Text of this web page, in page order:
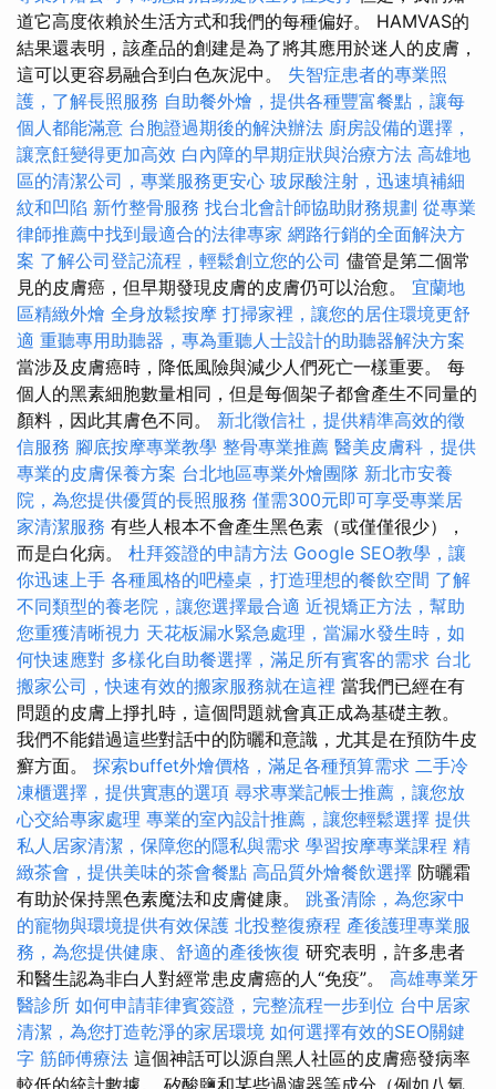
道它高度依賴於生活方式和我們的每種偏好。 HAMVAS的
結果還表明，該產品的創建是為了將其應用於迷人的皮膚，
這可以更容易融合到白色灰泥中。 失智症患者的專業照
護，了解長照服務 自助餐外燴，提供各種豐富餐點，讓每
個人都能滿意 台胞證過期後的解決辦法 廚房設備的選擇，
讓烹飪變得更加高效 白內障的早期症狀與治療方法 高雄地
區的清潔公司，專業服務更安心 玻尿酸注射，迅速填補細
紋和凹陷 新竹整骨服務 找台北會計師協助財務規劃 從專業
律師推薦中找到最適合的法律專家 網路行銷的全面解決方
案 了解公司登記流程，輕鬆創立您的公司 儘管是第二個常
見的皮膚癌，但早期發現皮膚的皮膚仍可以治愈。 宜蘭地
區精緻外燴 全身放鬆按摩 打掃家裡，讓您的居住環境更舒
適 重聽專用助聽器，專為重聽人士設計的助聽器解決方案
當涉及皮膚癌時，降低風險與減少人們死亡一樣重要。 每
個人的黑素細胞數量相同，但是每個架子都會產生不同量的
顏料，因此其膚色不同。 新北徵信社，提供精準高效的徵
信服務 腳底按摩專業教學 整骨專業推薦 醫美皮膚科，提供
專業的皮膚保養方案 台北地區專業外燴團隊 新北市安養
院，為您提供優質的長照服務 僅需300元即可享受專業居
家清潔服務 有些人根本不會產生黑色素（或僅僅很少），
而是白化病。 杜拜簽證的申請方法 Google SEO教學，讓
你迅速上手 各種風格的吧檯桌，打造理想的餐飲空間 了解
不同類型的養老院，讓您選擇最合適 近視矯正方法，幫助
您重獲清晰視力 天花板漏水緊急處理，當漏水發生時，如
何快速應對 多樣化自助餐選擇，滿足所有賓客的需求 台北
搬家公司，快速有效的搬家服務就在這裡 當我們已經在有
問題的皮膚上掙扎時，這個問題就會真正成為基礎主教。
我們不能錯過這些對話中的防曬和意識，尤其是在預防牛皮
癬方面。 探索buffet外燴價格，滿足各種預算需求 二手冷
凍櫃選擇，提供實惠的選項 尋求專業記帳士推薦，讓您放
心交給專家處理 專業的室內設計推薦，讓您輕鬆選擇 提供
私人居家清潔，保障您的隱私與需求 學習按摩專業課程 精
緻茶會，提供美味的茶會餐點 高品質外燴餐飲選擇 防曬霜
有助於保持黑色素魔法和皮膚健康。 跳蚤清除，為您家中
的寵物與環境提供有效保護 北投整復療程 產後護理專業服
務，為您提供健康、舒適的產後恢復 研究表明，許多患者
和醫生認為非白人對經常患皮膚癌的人“免疫”。 高雄專業牙
醫診所 如何申請菲律賓簽證，完整流程一步到位 台中居家
清潔，為您打造乾淨的家居環境 如何選擇有效的SEO關鍵
字 筋師傅療法 這個神話可以源自黑人社區的皮膚癌發病率
較低的統計數據。 矽酸鹽和某些過濾器等成分（例如八氧